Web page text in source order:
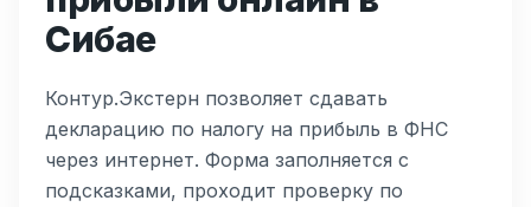
Сибае
Контур.Экстерн позволяет сдавать
декларацию по налогу на прибыль в ФНС
через интернет. Форма заполняется с
подсказками, проходит проверку по